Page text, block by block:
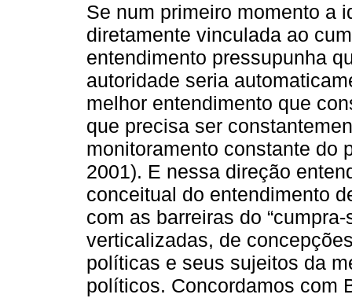
Se num primeiro momento a
diretamente vinculada ao
entendimento pressupunha
autoridade seria
melhor entendimento que
que precisa ser
monitoramento constante do
2001). E nessa direção
conceitual do entendimento
com as barreiras do
verticalizadas, de
políticas e seus sujeitos da
políticos. Concordamos com